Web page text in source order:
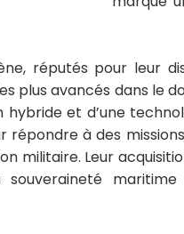
réputés pour leur
plus avancés dans le
et d’une
répondre à des
militaire. Leur